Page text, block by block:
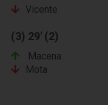
Vicente
(3) 29' (2)
Macena
Mota